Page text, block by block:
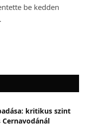
be kedden
kritikus szint